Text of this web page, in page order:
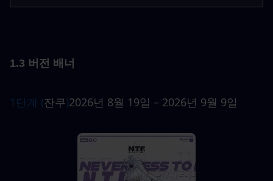
1.3 버전 배너
1단계 (잔쿠)2026년 8월 19일 – 2026년 9월 9일